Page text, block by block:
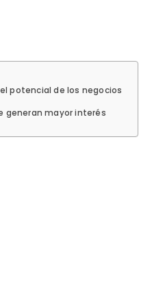
potencial de los negocios
generan mayor interés